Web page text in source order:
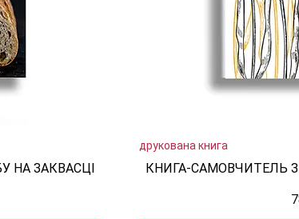
НА ЗАКВАСЦІ
друкована книга
КНИГА-САМОВЧИТЕЛЬ З